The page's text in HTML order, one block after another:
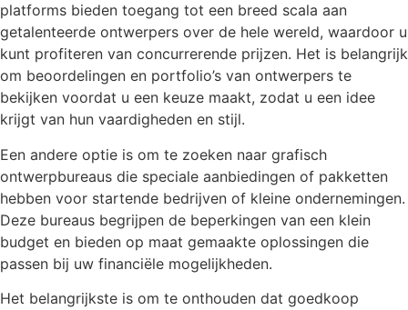
platforms bieden toegang tot een breed scala aan
getalenteerde ontwerpers over de hele wereld, waardoor u
kunt profiteren van concurrerende prijzen. Het is belangrijk
om beoordelingen en portfolio’s van ontwerpers te
bekijken voordat u een keuze maakt, zodat u een idee
krijgt van hun vaardigheden en stijl.
Een andere optie is om te zoeken naar grafisch
ontwerpbureaus die speciale aanbiedingen of pakketten
hebben voor startende bedrijven of kleine ondernemingen.
Deze bureaus begrijpen de beperkingen van een klein
budget en bieden op maat gemaakte oplossingen die
passen bij uw financiële mogelijkheden.
Het belangrijkste is om te onthouden dat goedkoop